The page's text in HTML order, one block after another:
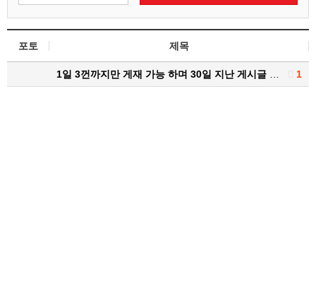
포토 제목
1
1일 3껀까지만 게재 가능 하며 30일 지난 게시글 일…